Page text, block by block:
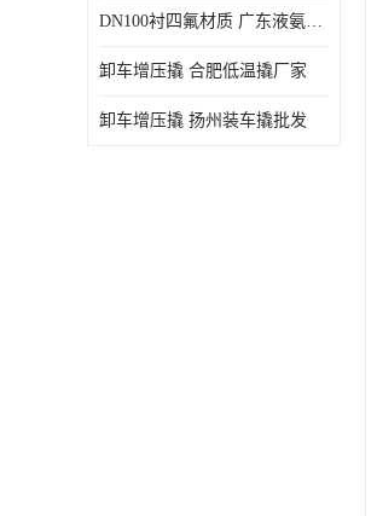
DN100衬四氟材质 广东液氨鹤管厂商
卸车增压撬 合肥低温撬厂家
卸车增压撬 扬州装车撬批发